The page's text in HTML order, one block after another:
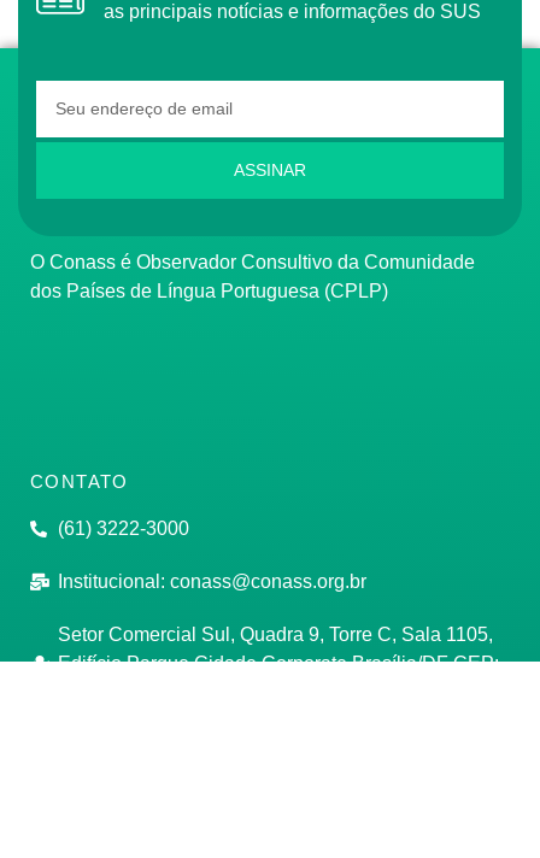
as principais notícias e informações do SUS
ASSINAR
O Conass é Observador Consultivo da Comunidade
dos Países de Língua Portuguesa (CPLP)
CONTATO
(61) 3222-3000
Institucional: conass@conass.org.br
Setor Comercial Sul, Quadra 9, Torre C, Sala 1105,
Edifício Parque Cidade Corporate Brasília/DF CEP: